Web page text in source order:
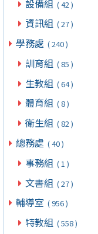
設備組 ( 42 )
資訊組 ( 27 )
學務處 ( 240 )
訓育組 ( 85 )
生教組 ( 64 )
體育組 ( 8 )
衛生組 ( 82 )
總務處 ( 40 )
事務組 ( 1 )
文書組 ( 27 )
輔導室 ( 956 )
特教組 ( 558 )